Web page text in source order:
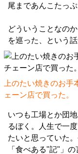
尾まであんこたっ
どういうことなの
を巡った、という
上のたい焼きのお
ェーン店で買った。
いつも工場とか団
るぼく。人生で一
たいと思っていた
「食べある"記"」